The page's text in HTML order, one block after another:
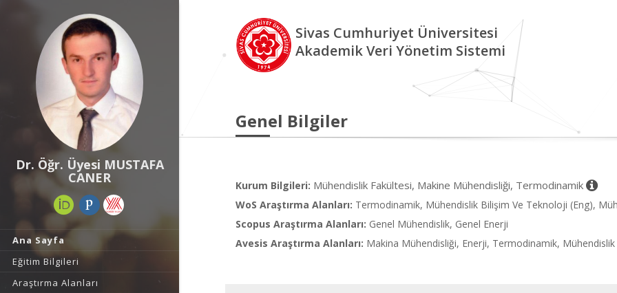
Dr. Öğr. Üyesi MUSTAFA
CANER
Ana Sayfa
Eğitim Bilgileri
Araştırma Alanları
Sivas Cumhuriyet Üniversitesi
Akademik Veri Yönetim Sistemi
Genel Bilgiler
Kurum Bilgileri: Mühendislik Fakültesi, Makine Mühendisliği, Termodinamik
WoS Araştırma Alanları: Termodinamik, Mühendislik Bilişim Ve Teknoloji (Eng),
Scopus Araştırma Alanları: Genel Mühendislik, Genel Enerji
Avesis Araştırma Alanları: Makina Mühendisliği, Enerji, Termodinamik,